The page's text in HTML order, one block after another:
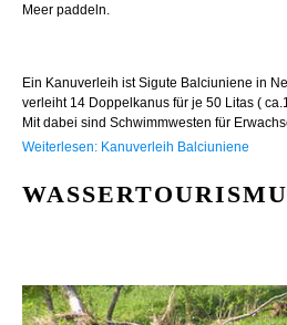
Meer paddeln.
Ein Kanuverleih ist Sigute Balciuniene in
verleiht 14 Doppelkanus für je 50 Litas (
Mit dabei sind Schwimmwesten für
Weiterlesen: Kanuverleih Balciuniene